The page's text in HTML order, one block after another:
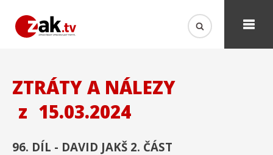
ZTRÁTY A NÁLEZY
z 15.03.2024
96. DÍL - DAVID JAKŠ 2. ČÁST